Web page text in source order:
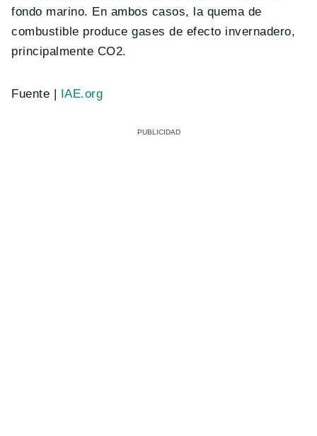
fondo marino. En ambos casos, la quema de
combustible produce gases de efecto invernadero,
principalmente CO2.
Fuente | IAE.org